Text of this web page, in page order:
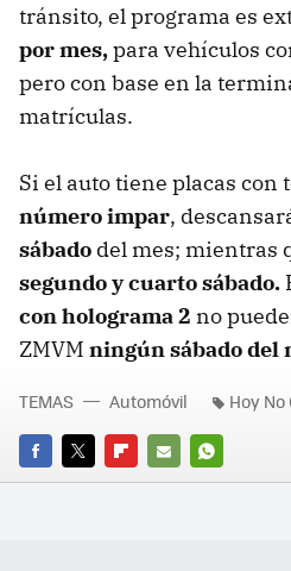
tránsito, el programa es
por mes,para vehículos
pero con base en la
matrículas.
Si el auto tiene placas
número impar,
sábado del mes; mientras
segundo y cuarto sábado.
con holograma 2 no
ZMVM ningún sábado del
FACEBOOK
TWITTERFLIPBOARD
E-
WHATSAPP
TEMAS Automóvil Hoy